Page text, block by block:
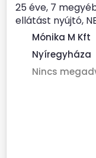
25 éve, 7
ellátást nyújtó,
szolgálat...
Mónika M Kft
Nyíregyháza
Nincs